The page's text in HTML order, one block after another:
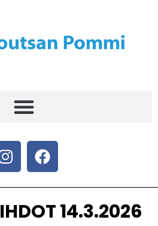
14.3.2026